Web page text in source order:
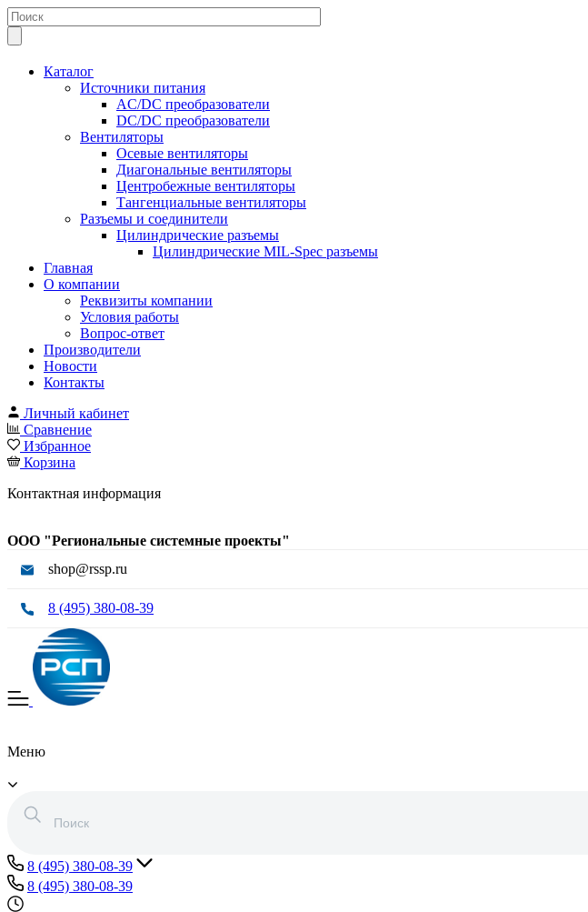
Каталог
Источники питания
AC/DC преобразователи
DC/DC преобразователи
Вентиляторы
Осевые вентиляторы
Диагональные вентиляторы
Центробежные вентиляторы
Тангенциальные вентиляторы
Разъемы и соединители
Цилиндрические разъемы
Цилиндрические MIL-Spec разъемы
Главная
О компании
Реквизиты компании
Условия работы
Вопрос-ответ
Производители
Новости
Контакты
Личный кабинет
Сравнение
Избранное
Корзина
Контактная информация
ООО "Региональные системные проекты"
shop@rssp.ru
8 (495) 380-08-39
Меню
8 (495) 380-08-39
8 (495) 380-08-39